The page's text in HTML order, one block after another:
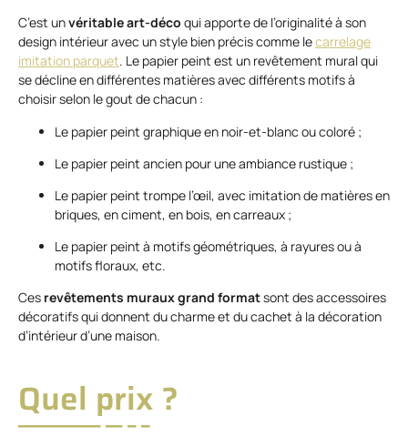
C’est unvéritable art-déco qui apporte de l’originalité à son
design intérieur avec un style bien précis comme lecarrelage
imitation parquet. Le papier peint est un revêtement mural qui
se décline en différentes matières avec différents motifs à
choisir selon le gout de chacun :
Le papier peint graphique en noir-et-blanc ou coloré ;
Le papier peint ancien pour une ambiance rustique ;
Le papier peint trompe l’œil, avec imitation de matières en
briques, en ciment, en bois, en carreaux ;
Le papier peint à motifs géométriques, à rayures ou à
motifs floraux, etc.
Ces revêtements muraux grand formatsont des accessoires
décoratifs qui donnent du charme et du cachet à la décoration
d’intérieur d’une maison.
Quel prix ?